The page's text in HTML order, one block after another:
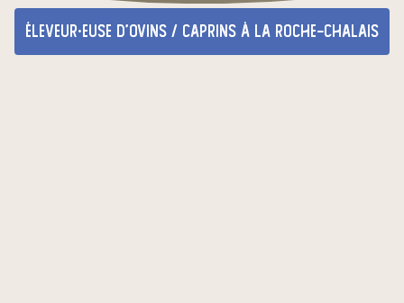
éleveur·euse d'ovins / caprins à La Roche-Chalais